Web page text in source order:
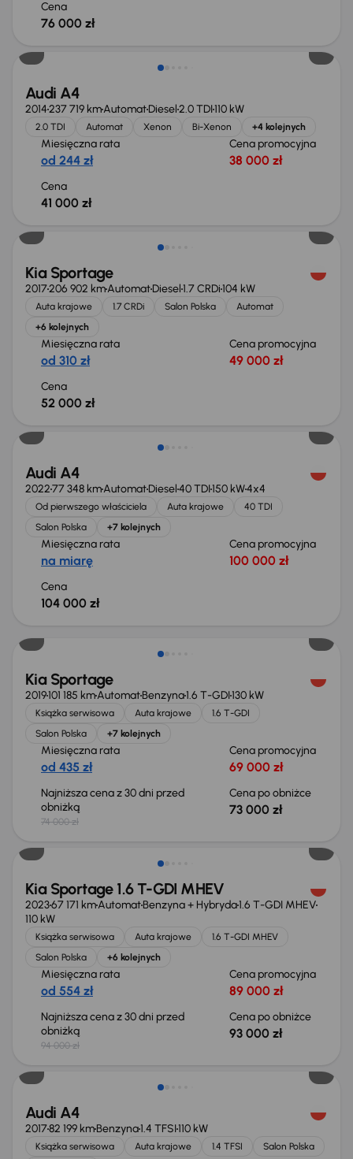
Cena
76 000 zł
Audi A4
2014237 719 kmAutomatDiesel2.0 TDI110 kW
2.0 TDI Automat Xenon Bi-Xenon +4 kolejnych
Miesięczna rata
od 244 zł
Cena promocyjna
38 000 zł
Cena
41 000 zł
Kia Sportage
2017206 902 kmAutomatDiesel1.7 CRDi104 kW
Auta krajowe 1.7 CRDi Salon Polska
Automat
+6 kolejnych
Miesięczna rata
od 310 zł
Cena promocyjna
49 000 zł
Cena
52 000 zł
Możliwość odliczenia VAT
Audi A4
202277 348 kmAutomatDiesel40 TDI150 kW4x4
Od pierwszego właściciela Auta krajowe
40 TDI
Salon Polska
+7 kolejnych
Miesięczna rata
na miarę
Cena promocyjna
100 000 zł
Cena
104 000 zł
Kia Sportage
2019101 185 kmAutomatBenzyna1.6 T-GDI130 kW
Książka serwisowa Auta krajowe
1.6 T-GDI
Salon Polska
+7 kolejnych
Miesięczna rata
od 435 zł
Cena promocyjna
69 000 zł
Najniższa cena z 30 dni przed
obniżką
74 000 zł
Cena po obniżce
73 000 zł
Taniej o 1 000 zł
Kia Sportage 1.6 T-GDI MHEV
202367 171 kmAutomatBenzyna + Hybryda1.6 T-GDI MHEV
110 kW
Książka serwisowa Auta krajowe
1.6 T-GDI MHEV
Salon Polska
+6 kolejnych
Miesięczna rata
od 554 zł
Cena promocyjna
89 000 zł
Najniższa cena z 30 dni przed
obniżką
94 000 zł
Cena po obniżce
93 000 zł
Taniej o 1 000 zł
Audi A4
201782 199 kmBenzyna1.4 TFSI110 kW
Książka serwisowa Auta krajowe 1.4 TFSI
Salon Polska